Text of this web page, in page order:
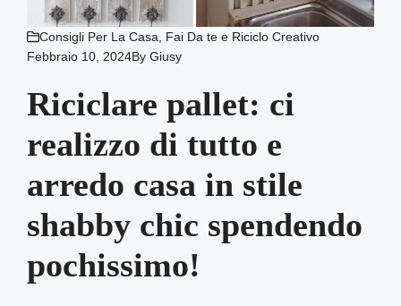
Consigli Per La Casa, Fai Da te e Riciclo Creativo
Febbraio 10, 2024ByGiusy
Riciclare pallet: ci
realizzo di tutto e
arredo casa in stile
shabby chic spendendo
pochissimo!